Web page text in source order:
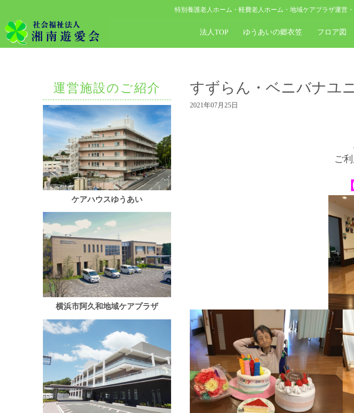
特別養護老人ホーム・軽費老人ホーム・地域ケアプラザ運営
法人TOP ゆうあいの郷衣笠 フロア図
すずらん・ベニバナユ
2021年07月25日
ご
運営施設のご紹介
ケアハウスゆうあい
横浜市阿久和地域ケアプラザ